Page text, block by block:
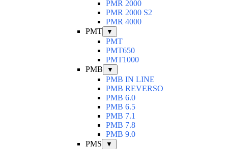
PMR 2000
PMR 2000 S2
PMR 4000
PMT
▼
PMT
PMT650
PMT1000
PMB
▼
PMB IN LINE
PMB REVERSO
PMB 6.0
PMB 6.5
PMB 7.1
PMB 7.8
PMB 9.0
PMS
▼